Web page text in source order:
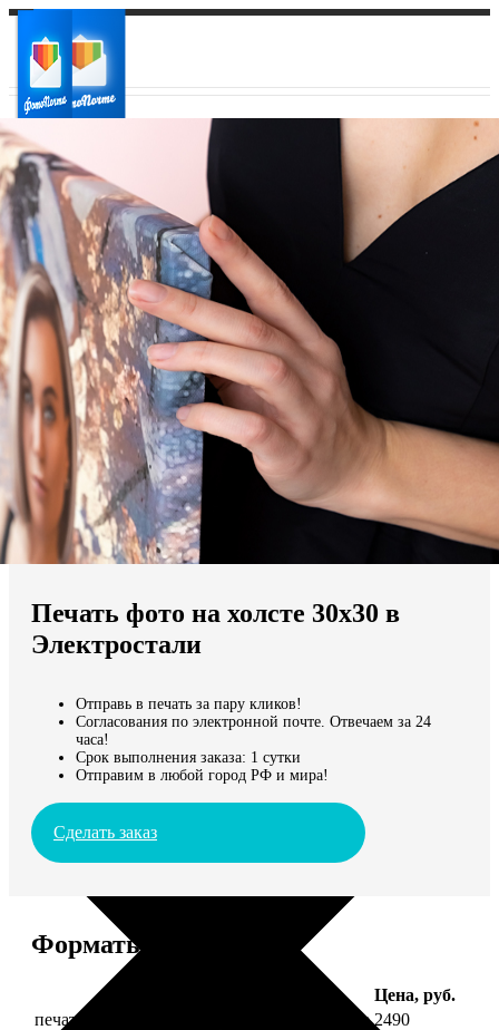
Ваш город:
Ваш регион доставки
Выберите из списка:
Мы доставляем по всему миру
Продолжить без города
Печать фото на холсте 30х30 в
Электростали
Отправь в печать за пару кликов!
Согласования по электронной почте. Отвечаем за 24
часа!
Срок выполнения заказа: 1 сутки
Отправим в любой город РФ и мира!
Сделать заказ
Форматы и цены
Цена, руб.
печать фото на холсте 30х30 на подрамнике 2490